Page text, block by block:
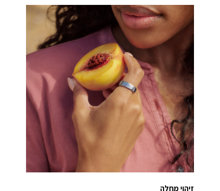
זיהוי מחלה